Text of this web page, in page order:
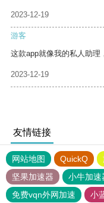
2023-12-19
游客
这款app就像我的私人助理
2023-12-19
友情链接
网站地图 QuickQ
坚果加速器
小牛加速
免费vqn外网加速
小